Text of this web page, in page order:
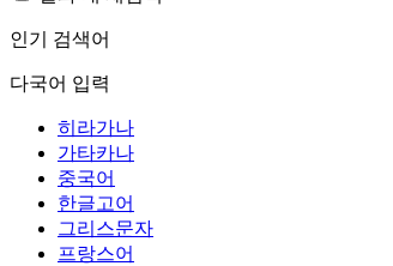
인기 검색어
다국어 입력
히라가나
가타카나
중국어
한글고어
그리스문자
프랑스어